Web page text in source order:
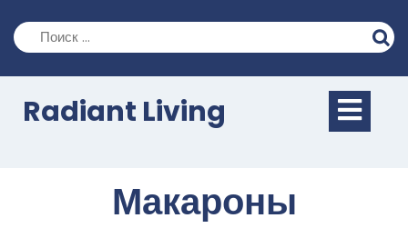
содержимому
Radiant Living
Макароны